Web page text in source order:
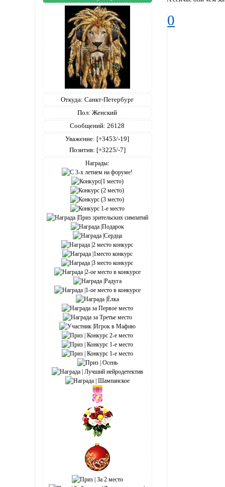
Откуда: Санкт-Петербург
Пол: Женский
Сообщений: 26128
Уважение: [+3453/-19]
Позитив: [+3225/-7]
Награды:
0